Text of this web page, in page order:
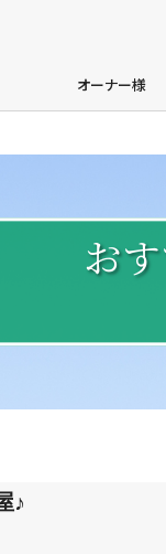
オーナー様
お
♪